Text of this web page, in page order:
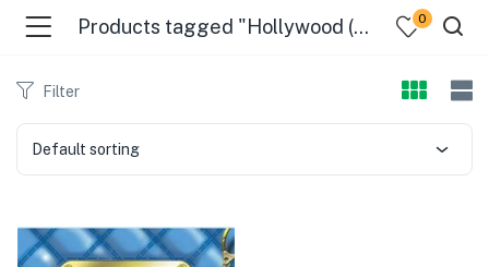
Products tagged "Hollywood (Los Angeles" 0
Filter
Default sorting